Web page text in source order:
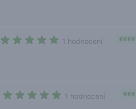
1 hodnocení €€€€
1 hodnocení €€€